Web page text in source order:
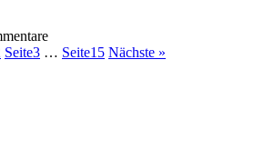
Seite3 … Seite15 Nächste »